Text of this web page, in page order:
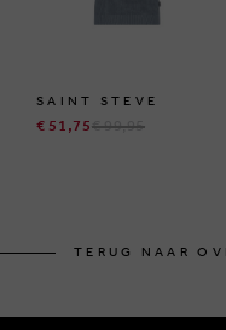
SAINT STEVE
€ 51,75€ 99,95
TERUG NAAR